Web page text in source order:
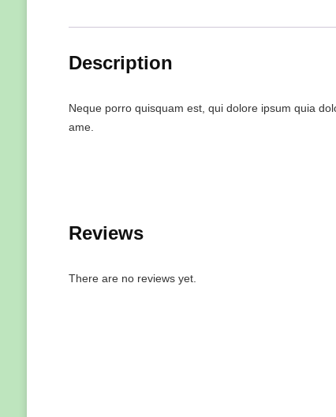
Description
Neque porro quisquam est, qui dolore ipsum quia
ame.
Reviews
There are no reviews yet.